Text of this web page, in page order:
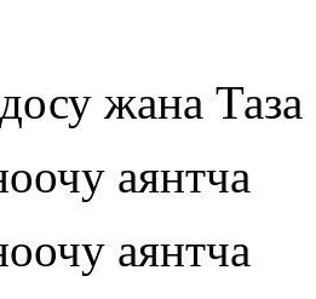
жана
аянтча
аянтча